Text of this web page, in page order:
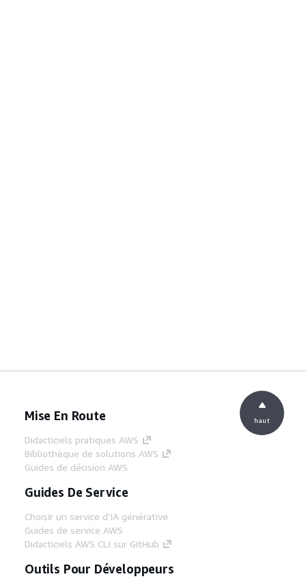
Mise En Route
Didacticiels pratiques AWS
Bibliothèque de solutions AWS
Guides de décision AWS
Guides De Service
Choisir un service d'IA générative
Guides de service AWS
Didacticiels AWS CLI sur GitHub
Outils Pour Développeurs
haut